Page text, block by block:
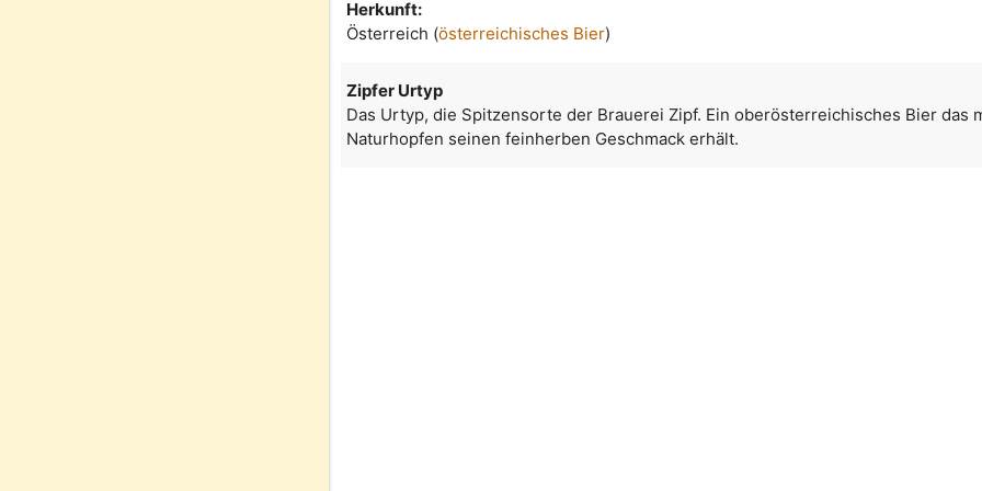
Herkunft:
Österreich (österreichisches Bier)
Zipfer Urtyp
Das Urtyp, die Spitzensorte der Brauerei Zipf. Ein oberösterreichisches Bier das
Naturhopfen seinen feinherben Geschmack erhält.